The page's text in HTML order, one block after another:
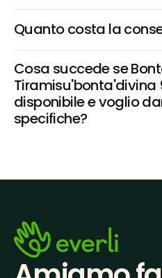
Quanto costa la
Cosa succede se
Tiramisu'bonta'divina
disponibile e voglio
specifiche?